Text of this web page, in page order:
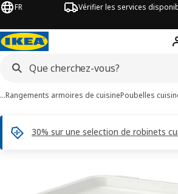
FR Vérifier les services
…Rangements armoires de cuisinePoubelles
30% sur une selection de robinets